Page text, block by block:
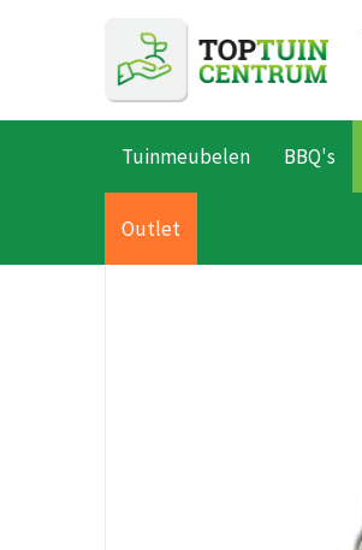
Home Producten
Tuinmeubelen BBQ's
Outlet